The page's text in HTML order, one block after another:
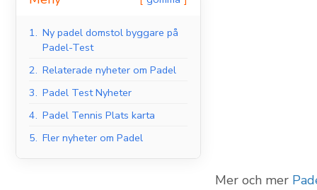
1. Ny padel domstol byggare på
Padel-Test
2. Relaterade nyheter om Padel
3. Padel Test Nyheter
4. Padel Tennis Plats karta
5. Fler nyheter om Padel
Mer och mer